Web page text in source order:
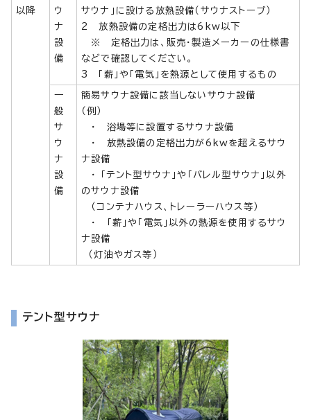
以降
ウ
ナ
設
備
サウナ」に設ける放熱設備（サウナストーブ）
2 放熱設備の定格出力は6kw以下
※ 定格出力は、販売・製造メーカーの仕様書
などで確認してください。
3 「薪」や「電気」を熱源として使用するもの
一
般
サ
ウ
ナ
設
備
簡易サウナ設備に該当しないサウナ設備
（例）
・ 浴場等に設置するサウナ設備
・ 放熱設備の定格出力が6kwを超えるサウ
ナ設備
・ 「テント型サウナ」や「バレル型サウナ」以外
のサウナ設備
（コンテナハウス、トレーラーハウス等）
・ 「薪」や「電気」以外の熱源を使用するサウ
ナ設備
（灯油やガス等）
テント型サウナ